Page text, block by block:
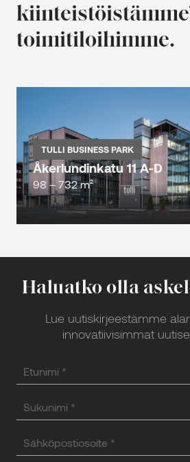
toimitiloihimme.
TULLI BUSINESS PARK
Åkerlundinkatu 11 A-D
98 – 732 m²